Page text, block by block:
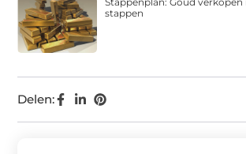
Delen:
stappen